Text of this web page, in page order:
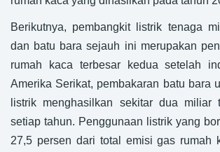
Berikutnya, pembangkit listrik tenaga
dan batu bara sejauh ini merupakan
rumah kaca terbesar kedua setelah
Amerika Serikat, pembakaran batu bara
listrik menghasilkan sekitar dua miliar
setiap tahun. Penggunaan listrik yang
27,5 persen dari total emisi gas rumah